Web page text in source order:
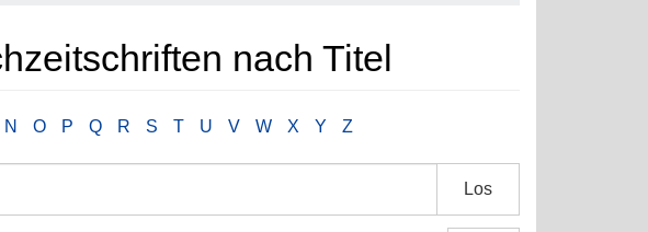
nach Titel
N O P Q R S T U V W X Y Z
Los